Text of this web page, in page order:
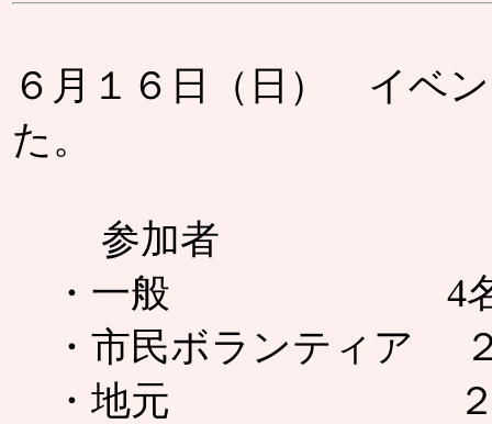
６月１６日（日） イベ
た。
参加者
・一般 4名（子
・市民ボランティア
・地元 ２